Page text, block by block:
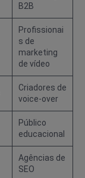
B2B
Profissionai
s de
marketing
de vídeo
Criadores de
voice-over
Público
educacional
Agências de
SEO